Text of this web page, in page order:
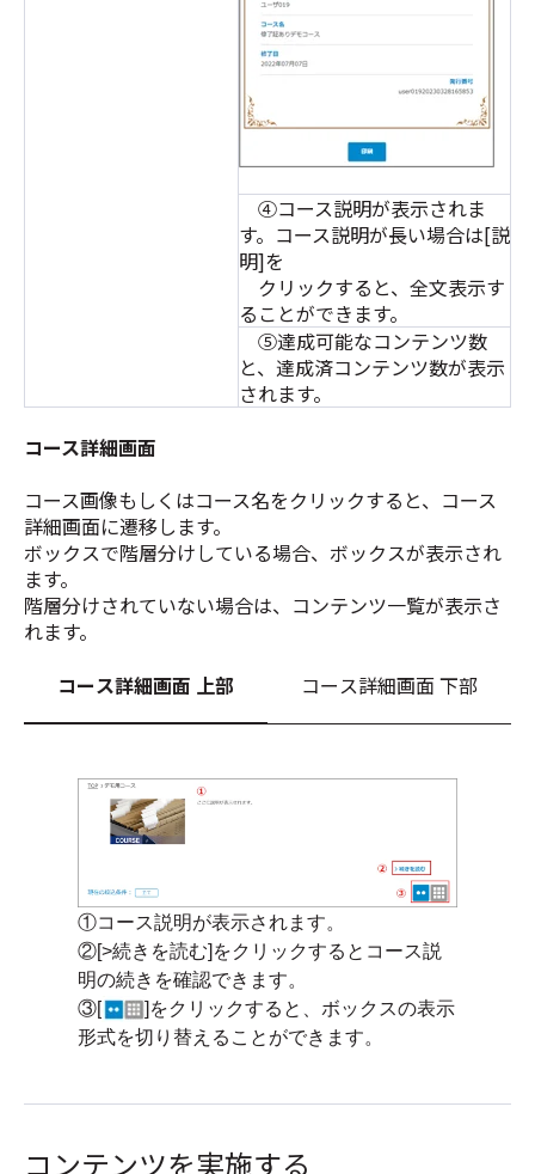
④コース説明が表示されま
す。コース説明が長い場合は[説
明]を
クリックすると、全文表示す
ることができます。
⑤達成可能なコンテンツ数
と、達成済コンテンツ数が表示
されます。
コース詳細画面
コース画像もしくはコース名をクリックすると、コース
詳細画面に遷移します。
ボックスで階層分けしている場合、ボックスが表示され
ます。
階層分けされていない場合は、コンテンツ一覧が表示さ
れます。
コース詳細画面 上部
コース詳細画面 下部
①コース説明が表示されます。
②[>続きを読む]をクリックするとコース説
明の続きを確認できます。
③[
]をクリックすると、ボックスの表示
形式を切り替えることができます。
コンテンツを実施する